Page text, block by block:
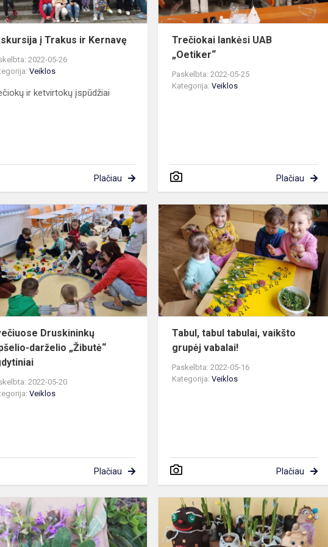
į Trakus ir Kernavę
2022-05-26
Veiklos
ir ketvirtokų įspūdžiai
Plačiau
Trečiokai lankėsi UAB
„Oetiker“
Paskelbta: 2022-05-25
Kategorija:Veiklos
Plačiau
Svečiuose
Druskininkų
lopšelio-
darželio
„Žibutė“
ugdytiniai
Druskininkų
darželio „Žibutė“
2022-05-20
Veiklos
Plačiau
Tabul, tabul tabulai, vaikšto
grupėj vabalai!
Paskelbta: 2022-05-16
Kategorija:Veiklos
Plačiau
„Tarp
žiedelių
-